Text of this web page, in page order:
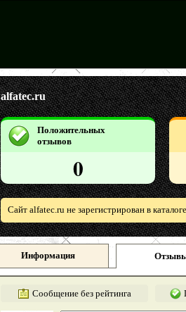
alfatec.ru
Положительных
отзывов
0
Сайт alfatec.ru не зарегистрирован в
Информация
Сообщение без рейтинга